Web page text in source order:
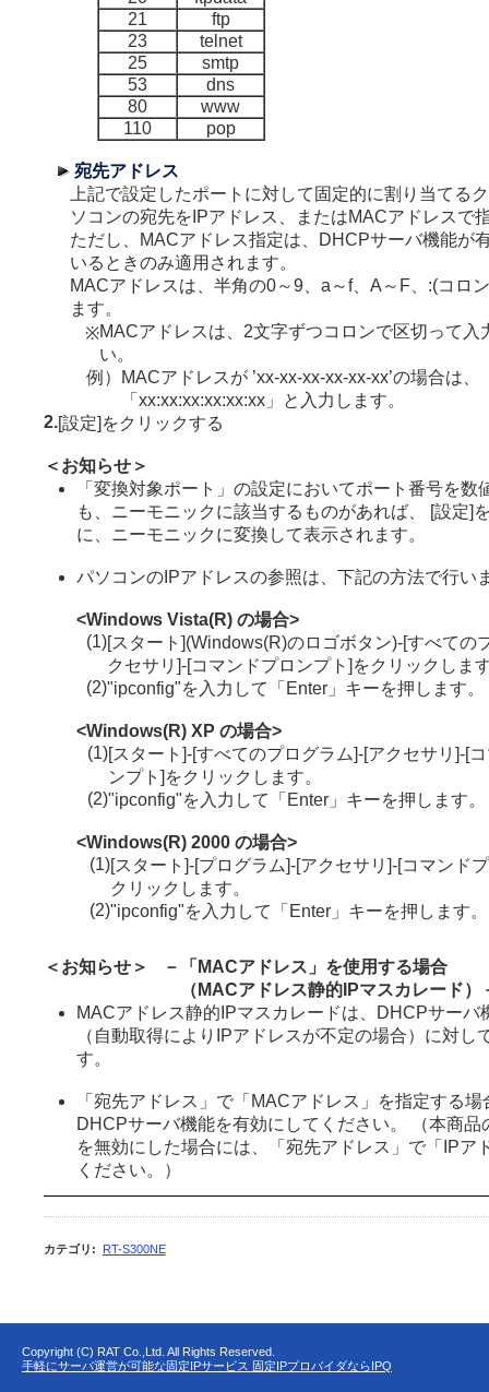
21
ftp
23
telnet
25
smtp
53
dns
80
www
110
pop
宛先アドレス
上記で設定したポートに対して固定的に割り当てる
ソコンの宛先をIPアドレス、またはMACアドレスで
ただし、MACアドレス指定は、DHCPサーバ機能が
いるときのみ適用されます。
MACアドレスは、半角の0～9、a～f、A～F、:(コロ
ます。
※MACアドレスは、2文字ずつコロンで区切って入
い。
例）
MACアドレスが ’xx-xx-xx-xx-xx-xx’の場合は、
「xx:xx:xx:xx:xx:xx」と入力します。
2. [設定]をクリックする
＜お知らせ＞
「変換対象ポート」の設定においてポート番号を数
も、ニーモニックに該当するものがあれば、 [設定]
に、ニーモニックに変換して表示されます。
パソコンのIPアドレスの参照は、下記の方法で行い
<Windows Vista(R) の場合>
(1) [スタート](Windows(R)のロゴボタン)-[すべての
クセサリ]-[コマンドプロンプト]をクリックしま
(2)"ipconfig"を入力して「Enter」キーを押します。
<Windows(R) XP の場合>
(1) [スタート]-[すべてのプログラム]-[アクセサリ]-[
ンプト]をクリックします。
(2)"ipconfig"を入力して「Enter」キーを押します。
<Windows(R) 2000 の場合>
(1) [スタート]-[プログラム]-[アクセサリ]-[コマンド
クリックします。
(2)"ipconfig"を入力して「Enter」キーを押します。
＜お知らせ＞ －
「MACアドレス」を使用する場合
（MACアドレス静的IPマスカレード）
MACアドレス静的IPマスカレードは、DHCPサーバ
（自動取得によりIPアドレスが不定の場合）に対し
す。
「宛先アドレス」で「MACアドレス」を指定する
DHCPサーバ機能を有効にしてください。 （本商
を無効にした場合には、「宛先アドレス」で「IPア
ください。）
カテゴリ : RT-S300NE
Copyright (C) RAT Co.,Ltd. All Rights Reserved.
手軽にサーバ運営が可能な固定IPサービス 固定IPプロバイダならIPQ